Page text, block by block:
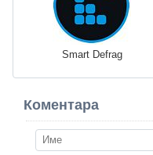
Smart Defrag
Коментара